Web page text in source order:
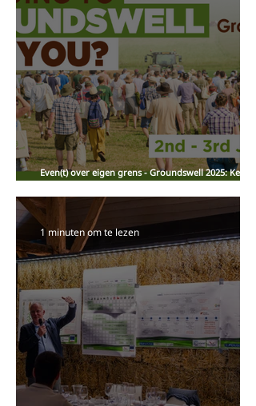
Even(t) over eigen grens - Groundswell 2025: Kennis,
Kunde, Technologie en Samenwerking voor een
nieuw (boeren)perspectief op landbouw, voedsel en
toekomstbestendig ondernemerschap
1 minuten om te lezen